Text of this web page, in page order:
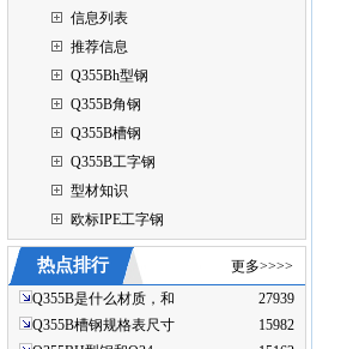
信息列表
推荐信息
Q355Bh型钢
Q355B角钢
Q355B槽钢
Q355B工字钢
型材知识
欧标IPE工字钢
热点排行
更多>>>>
Q355B是什么材质，和
27939
Q355B槽钢规格表尺寸
15982